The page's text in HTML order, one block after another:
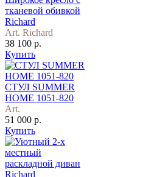
тканевой обивкой
Richard
Art. Richard
38 100 р.
Купить
СТУЛ SUMMER
HOME 1051-820
Art.
51 000 р.
Купить